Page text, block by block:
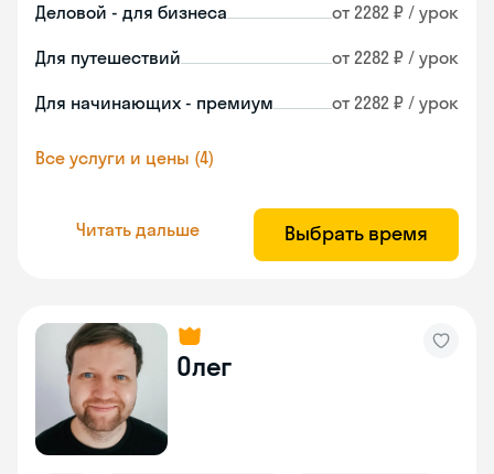
Деловой - для бизнеса от 2282 ₽ / урок
Для путешествий от 2282 ₽ / урок
Для начинающих - премиум от 2282 ₽ / урок
Все услуги и цены (4)
Читать дальше Выбрать время
Олег